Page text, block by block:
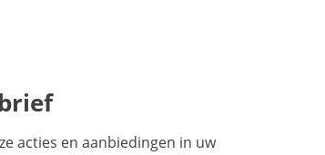
acties en aanbiedingen in uw